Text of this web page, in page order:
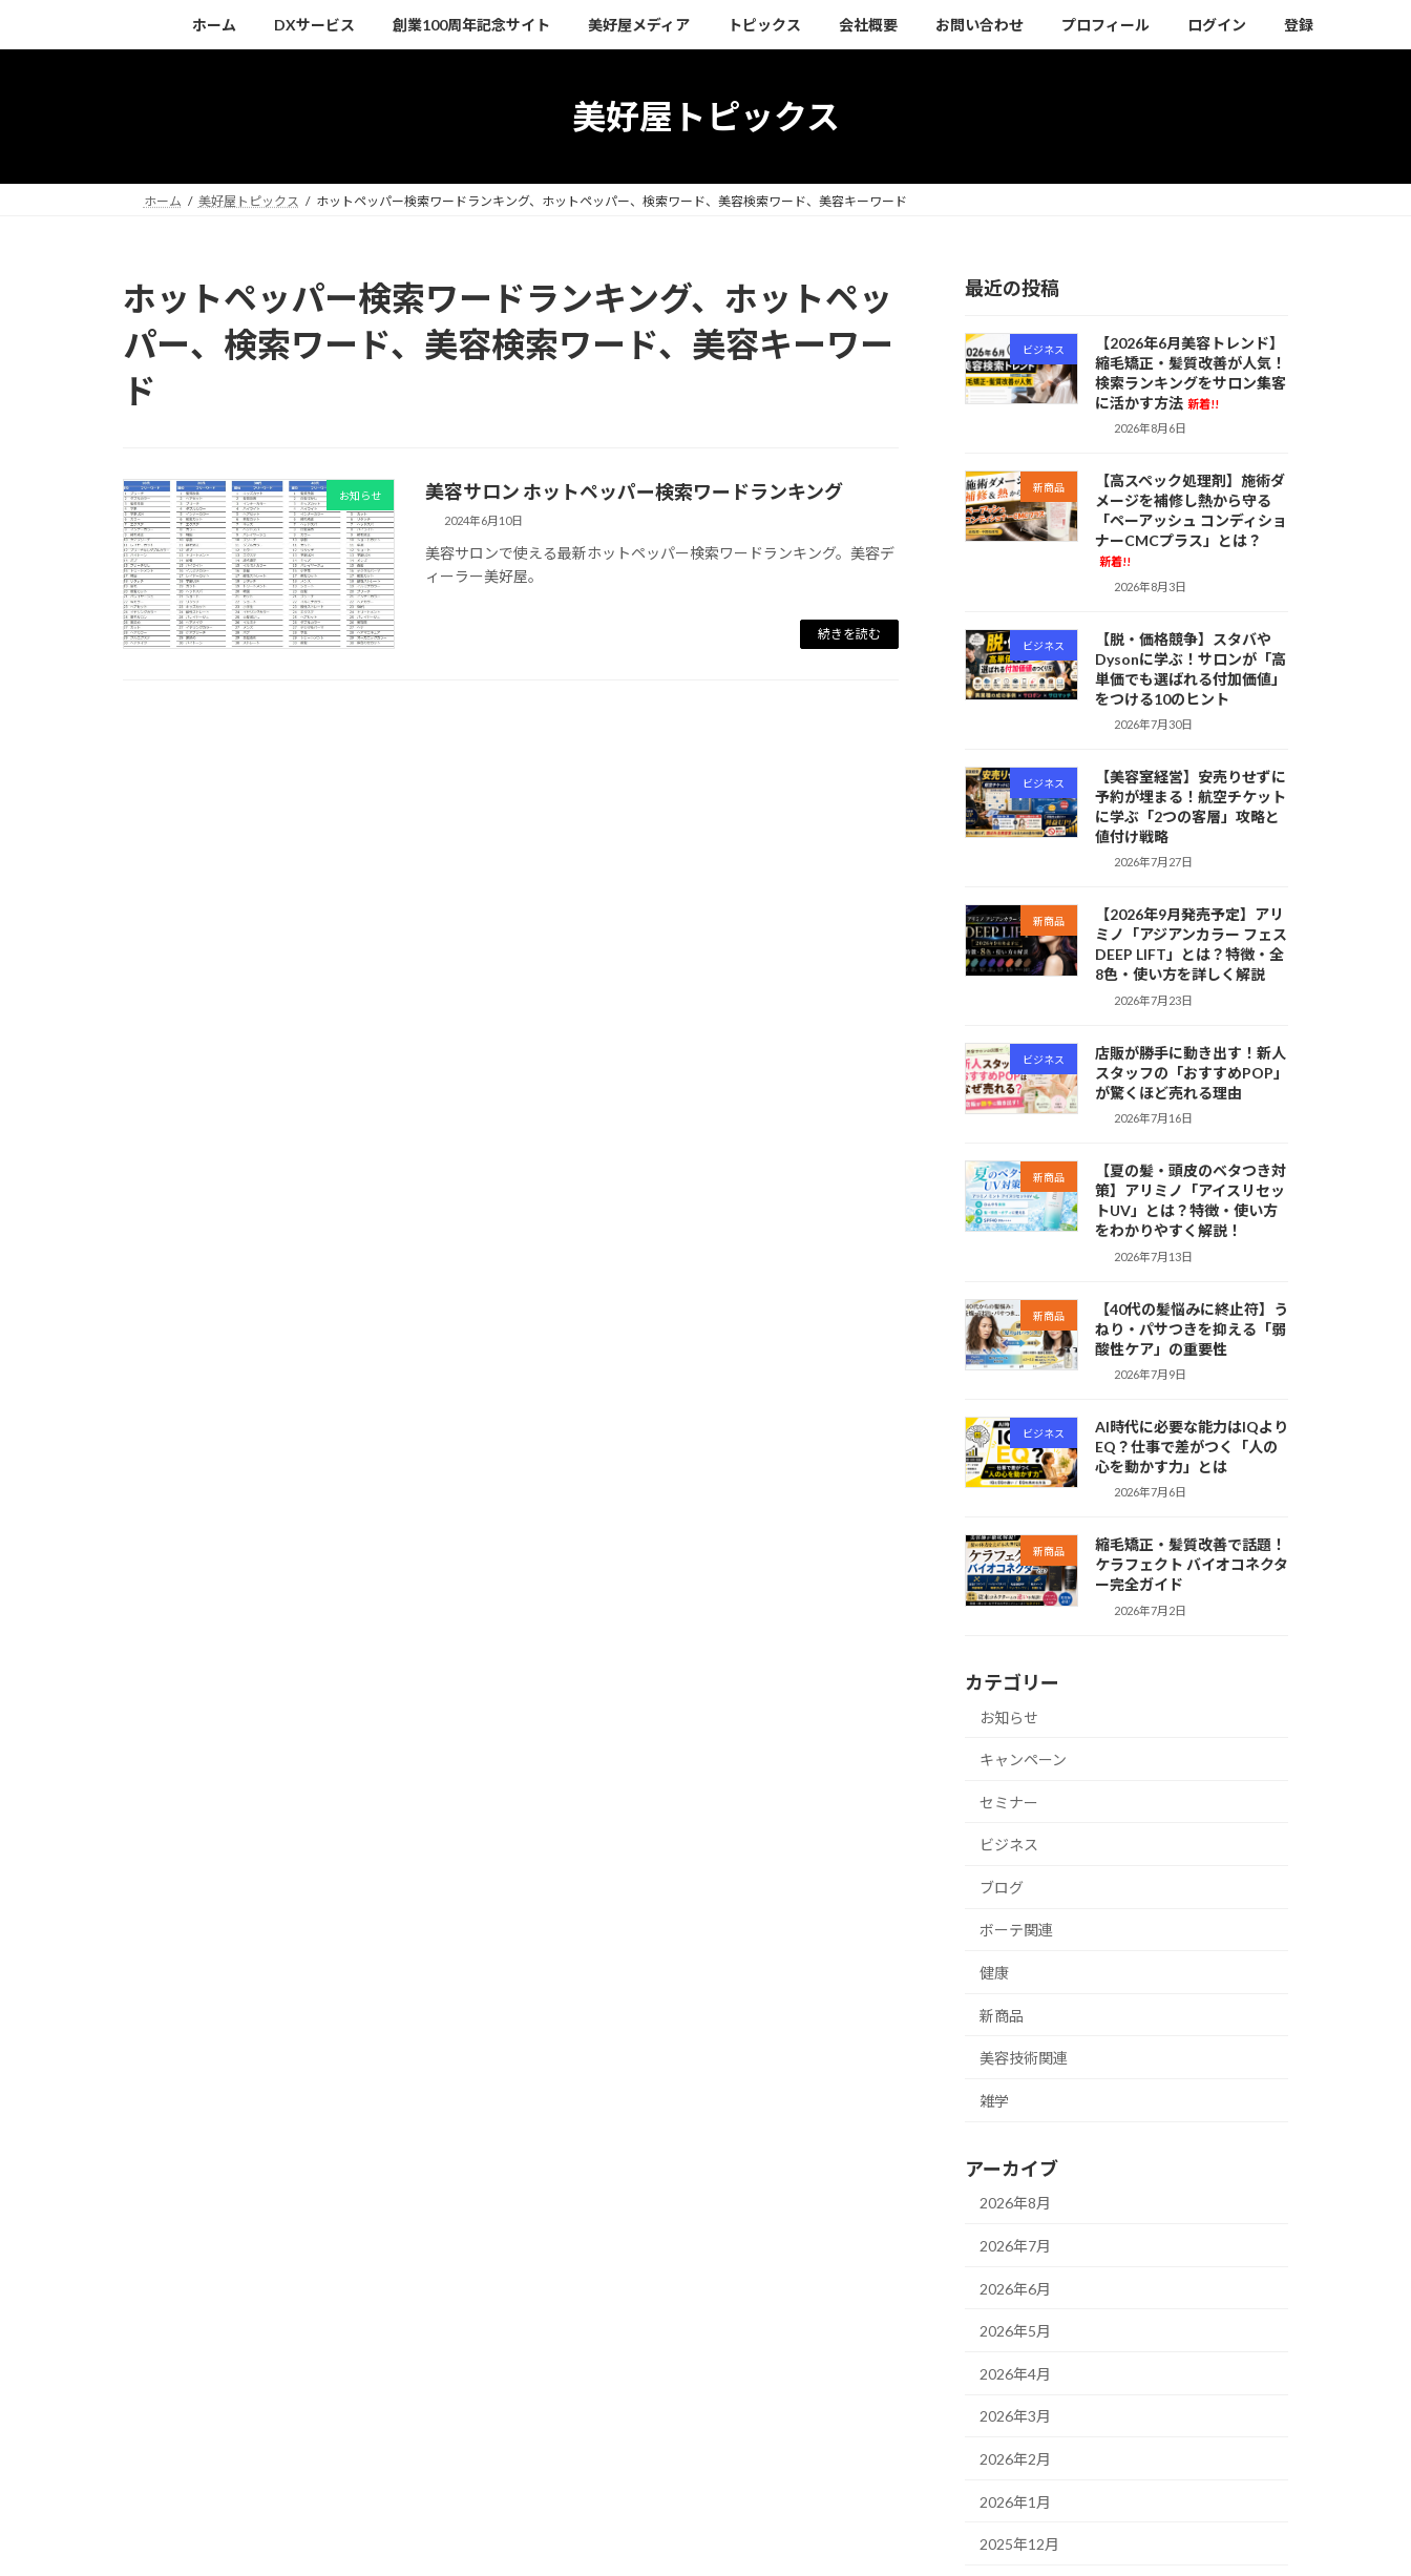
キ
に
ホーム DXサービス 創業100周年記念サイト 美好屋メディア トピックス 会社概要 お問い合わせ プロフィール ログイン 登録
美好屋トピックス
ホーム 美好屋トピックス ホットペッパー検索ワードランキング、ホットペッパー、検索ワード、美容検索ワード、美容キーワード
ホットペッパー検索ワードランキング、ホットペッ
パー、検索ワード、美容検索ワード、美容キーワー
ド
お知らせ 美容サロン ホットペッパー検索ワードランキング
2024年6月10日
美容サロンで使える最新ホットペッパー検索ワードランキング。美容デ
ィーラー美好屋。
続きを読む
最近の投稿
ビジネス
【2026年6月美容トレンド】
縮毛矯正・髪質改善が人気！
検索ランキングをサロン集客
に活かす方法 新着!!
2026年8月6日
新商品
【高スペック処理剤】施術ダ
メージを補修し熱から守る
「ペーアッシュ コンディショ
ナーCMCプラス」とは？
新着!!
2026年8月3日
ビジネス
【脱・価格競争】スタバや
Dysonに学ぶ！サロンが「高
単価でも選ばれる付加価値」
をつける10のヒント
2026年7月30日
ビジネス
【美容室経営】安売りせずに
予約が埋まる！航空チケット
に学ぶ「2つの客層」攻略と
値付け戦略
2026年7月27日
新商品
【2026年9月発売予定】アリ
ミノ「アジアンカラー フェス
DEEP LIFT」とは？特徴・全
8色・使い方を詳しく解説
2026年7月23日
ビジネス
店販が勝手に動き出す！新人
スタッフの「おすすめPOP」
が驚くほど売れる理由
2026年7月16日
新商品
【夏の髪・頭皮のベタつき対
策】アリミノ「アイスリセッ
トUV」とは？特徴・使い方
をわかりやすく解説！
2026年7月13日
新商品
【40代の髪悩みに終止符】う
ねり・パサつきを抑える「弱
酸性ケア」の重要性
2026年7月9日
ビジネス
AI時代に必要な能力はIQより
EQ？仕事で差がつく「人の
心を動かす力」とは
2026年7月6日
新商品
縮毛矯正・髪質改善で話題！
ケラフェクト バイオコネクタ
ー完全ガイド
2026年7月2日
カテゴリー
お知らせ
キャンペーン
セミナー
ビジネス
ブログ
ボーテ関連
健康
新商品
美容技術関連
雑学
アーカイブ
2026年8月
2026年7月
2026年6月
2026年5月
2026年4月
2026年3月
2026年2月
2026年1月
2025年12月